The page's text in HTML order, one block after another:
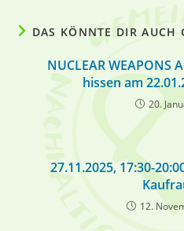
DAS KÖNNTE DIR AUCH
NUCLEAR WEAPONS
hissen am
20.
27.11.2025, 17:30-
12.